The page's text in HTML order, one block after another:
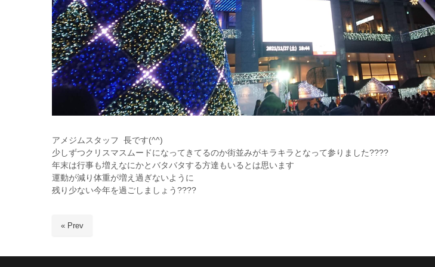
アメジムスタッフ 長です(^^)
少しずつクリスマスムードになってきてるのか街並みがキラキラとなって参りました????
年末は行事も増えなにかとバタバタする方達もいるとは思います
運動が減り体重が増え過ぎないように
残り少ない今年を過ごしましょう????
« Prev